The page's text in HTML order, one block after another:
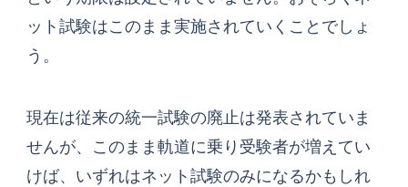
ット試験はこのまま実施されていくことでしょ
う。
現在は従来の統一試験の廃止は発表されていま
せんが、このまま軌道に乗り受験者が増えてい
けば、いずれはネット試験のみになるかもしれ